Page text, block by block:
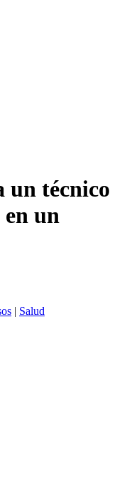
un técnico
un
| Salud